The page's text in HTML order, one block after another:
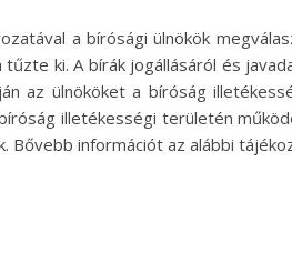
a bírósági ülnökök
ki. A bírák jogállásáról és
az ülnököket a bíróság
illetékességi területén
Bővebb információt az alábbi